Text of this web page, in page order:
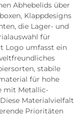
Abhebelids über
Klappdesigns
die Lager- und
für
Logo umfasst ein
stabile
für hohe
mit Metallic-
Materialvielfalt
Prioritäten